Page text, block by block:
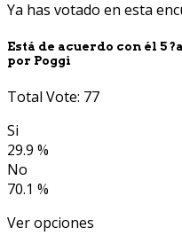
Ya has votado en esta
Está de acuerdo con él 5
por Poggi
Total Vote: 77
Si
29.9 %
No
70.1 %
Ver opciones